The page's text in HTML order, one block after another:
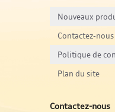
Nouveaux
Contactez-nous
Politique de
Plan du site
Contactez-nous